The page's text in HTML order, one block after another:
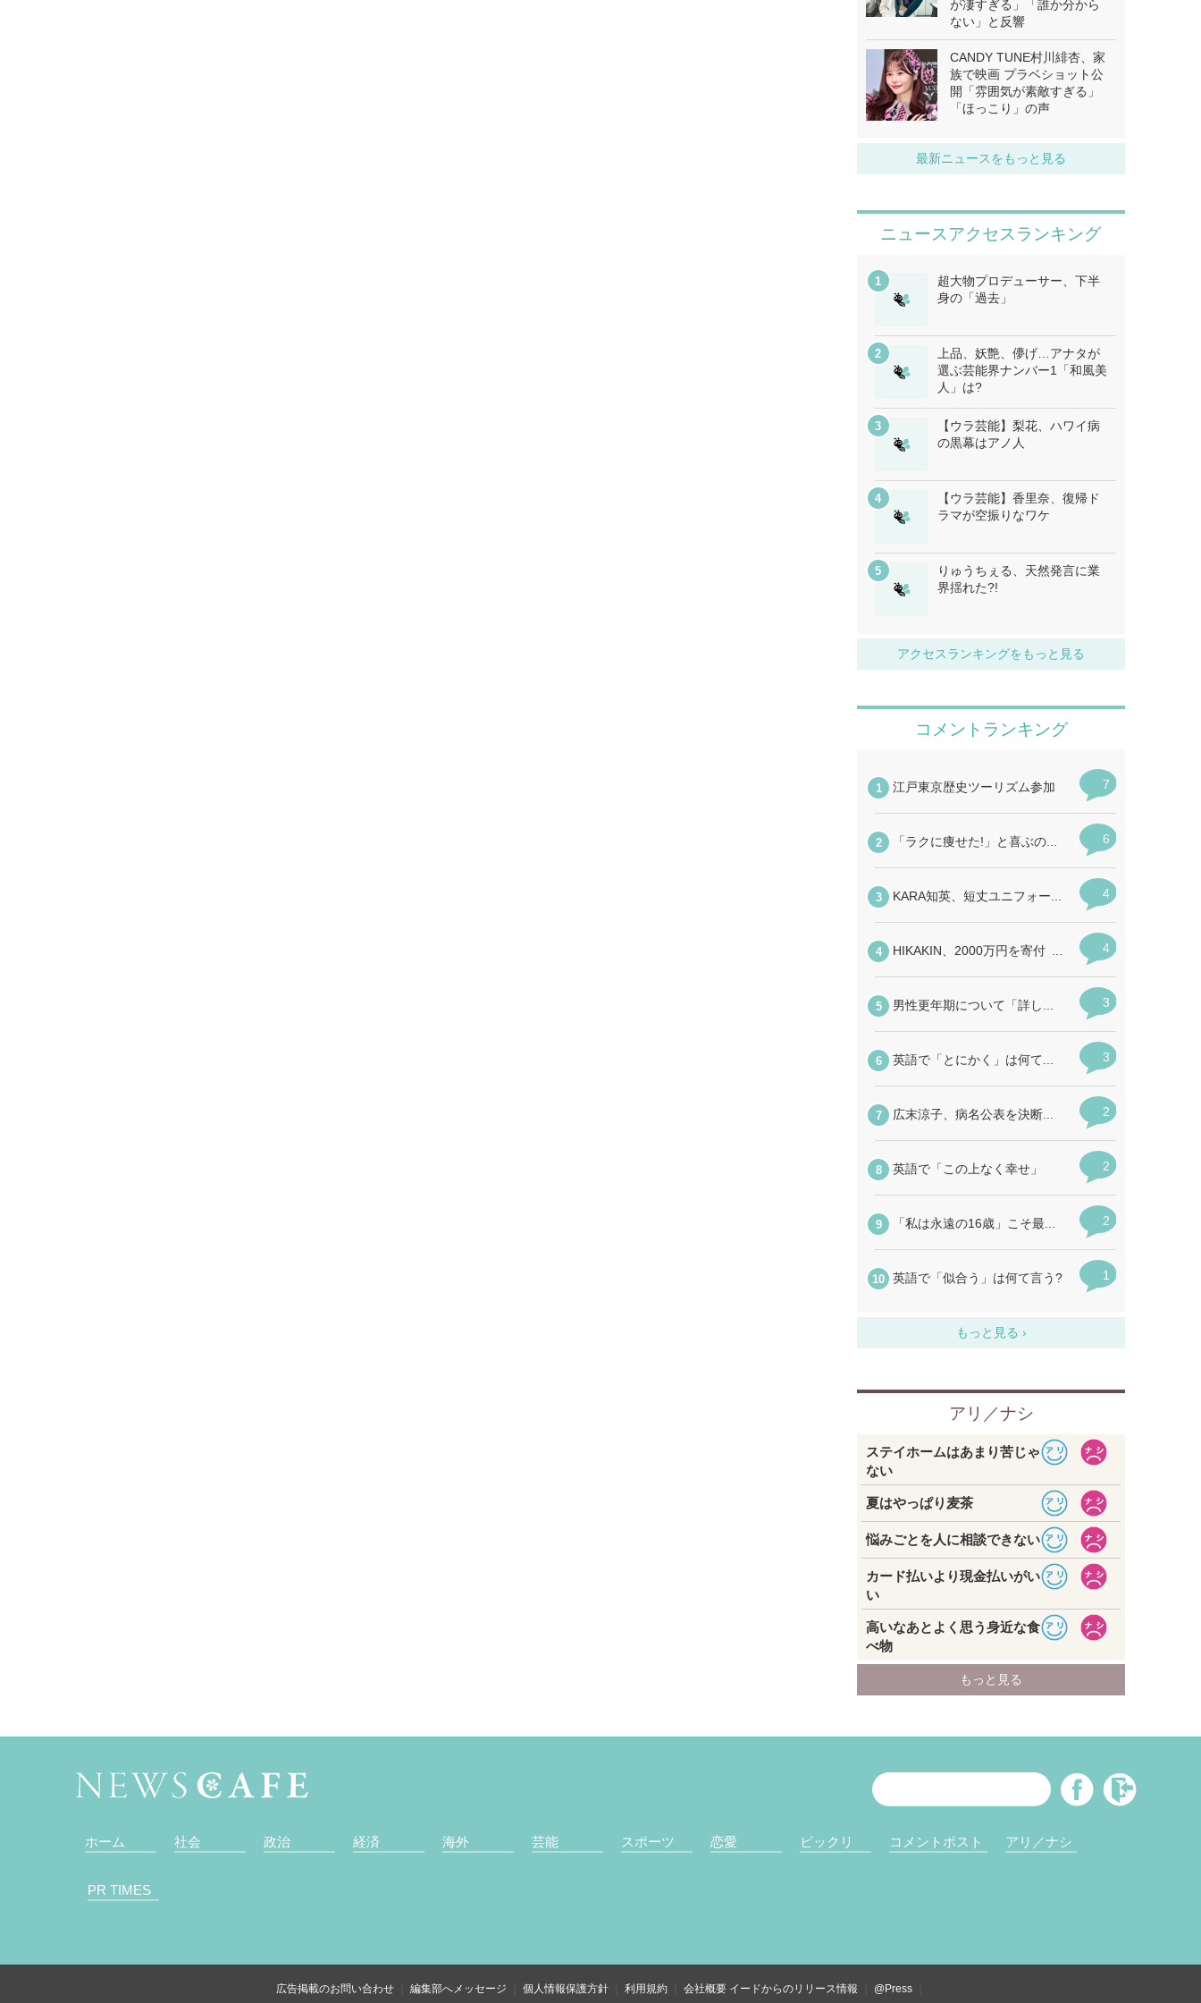
が凄すぎる」「誰か分から
ない」と反響
CANDY TUNE村川緋杏、家
族で映画 プラベショット公
開「雰囲気が素敵すぎる」
「ほっこり」の声
最新ニュースをもっと見る
ニュースアクセスランキング
超大物プロデューサー、下半
身の「過去」
上品、妖艶、儚げ…アナタが
選ぶ芸能界ナンバー1「和風美
人」は?
【ウラ芸能】梨花、ハワイ病
の黒幕はアノ人
【ウラ芸能】香里奈、復帰ド
ラマが空振りなワケ
りゅうちぇる、天然発言に業
界揺れた?!
アクセスランキングをもっと見る
ホーム 社会 政治 経済 海外 芸能 スポーツ 恋愛 ビックリ コメントポスト アリ／ナシ
PR TIMES
広告掲載のお問い合わせ 編集部へメッセージ 個人情報保護方針 利用規約 会社概要 イードからのリリース情報 @Press